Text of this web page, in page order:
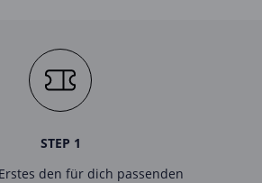
STEP 1
den für dich passenden